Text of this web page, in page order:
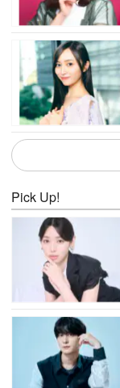
Pick Up!